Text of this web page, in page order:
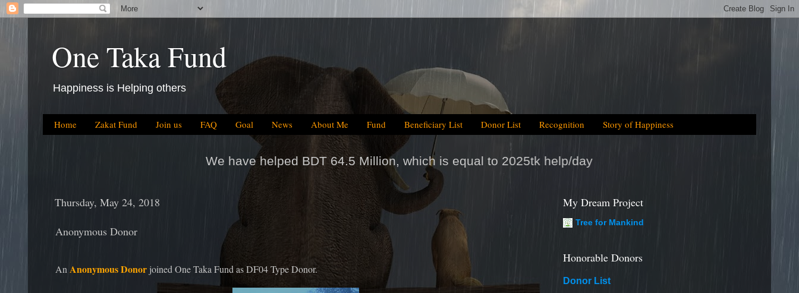
One Taka Fund
Happiness is Helping others
Home Zakat Fund Join us FAQ Goal News About Me Fund Beneficiary List Donor List Recognition Story of Happiness
We have helped BDT 64.5 Million, which is equal to 2025tk help/day
Thursday, May 24, 2018
Anonymous Donor
An Anonymous Donor joined One Taka Fund as DF04 Type Donor.
My Dream Project
Tree for Mankind
Honorable Donors
Donor List